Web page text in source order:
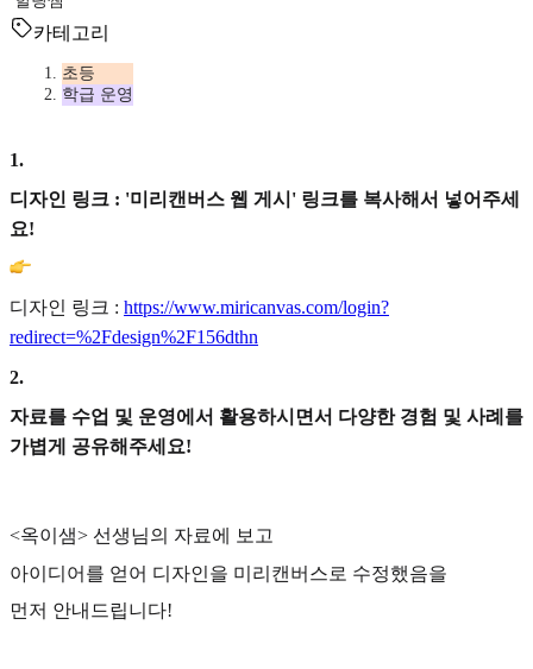
카테고리
초등
학급 운영
1.
디자인 링크 : '미리캔버스 웹 게시' 링크를 복사해서 넣어주세
요!
디자인 링크 : https://www.miricanvas.com/login?
redirect=%2Fdesign%2F156dthn
2.
자료를 수업 및 운영에서 활용하시면서 다양한 경험 및 사례를
가볍게 공유해주세요!
<옥이샘> 선생님의 자료에 보고
아이디어를 얻어 디자인을 미리캔버스로 수정했음을
먼저 안내드립니다!